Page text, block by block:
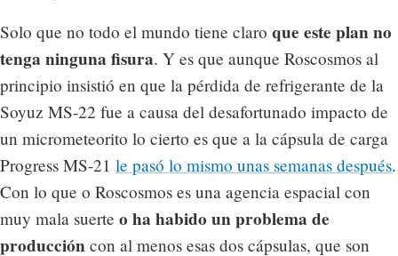
Solo que no todo el mundo tiene claro que este plan no
tenga ninguna fisura. Y es que aunque Roscosmos al
principio insistió en que la pérdida de refrigerante de la
Soyuz MS-22 fue a causa del desafortunado impacto de
un micrometeorito lo cierto es que a la cápsula de carga
Progress MS-21 le pasó lo mismo unas semanas después.
Con lo que o Roscosmos es una agencia espacial con
muy mala suerte o ha habido un problema de
producción con al menos esas dos cápsulas, que son